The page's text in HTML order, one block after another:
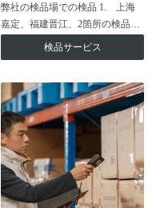
弊社の検品場での検品 1. 上海
嘉定、福建晋江、2箇所の検品…
検品サービス